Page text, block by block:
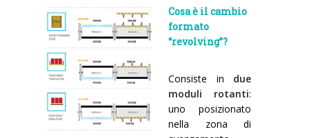
Cosa è il cambio
formato
“revolving”?
Consiste in due
moduli rotanti:
uno posizionato
nella zona di